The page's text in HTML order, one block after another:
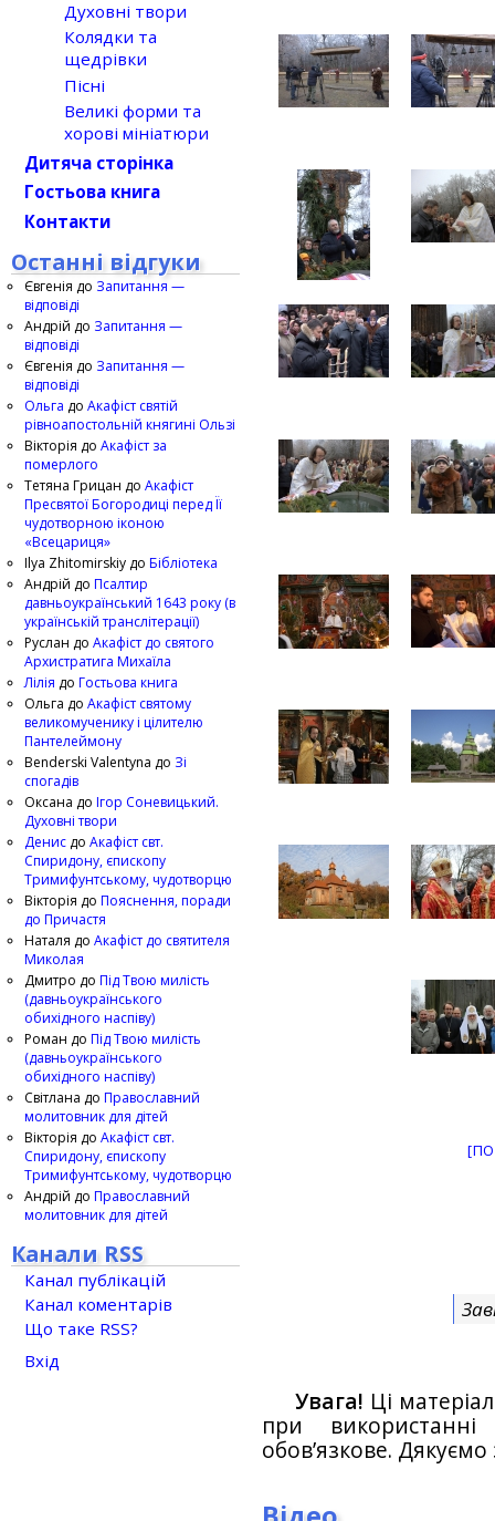
Увага! Ці
при
обов’язкове.
Духовні твори
Колядки та
щедрівки
Пісні
Великі форми та
хорові мініатюри
Дитяча сторінка
Гостьова книга
Контакти
Останні відгуки
Євгенія до Запитання —
відповіді
Андрій до Запитання —
відповіді
Євгенія до Запитання —
відповіді
Ольга до Акафіст святій
рівноапостольній княгині Ользі
Вікторія до Акафіст за
померлого
Тетяна Грицан до Акафіст
Пресвятої Богородиці перед Її
чудотворною іконою
«Всецариця»
Ilya Zhitomirskiy до Бібліотека
Андрій до Псалтир
давньоукраїнський 1643 року (в
українській транслітерації)
Руслан до Акафіст до святого
Архистратига Михаїла
Лілія до Гостьова книга
Ольга до Акафіст святому
великомученику і цілителю
Пантелеймону
Benderski Valentyna до Зі
спогадів
Оксана до Ігор Соневицький.
Духовні твори
Денис до Акафіст свт.
Спиридону, єпископу
Тримифунтському, чудотворцю
Вікторія до Пояснення, поради
до Причастя
Наталя до Акафіст до святителя
Миколая
Дмитро до Під Твою милість
(давньоукраїнського
обихідного наспіву)
Роман до Під Твою милість
(давньоукраїнського
обихідного наспіву)
Світлана до Православний
молитовник для дітей
Вікторія до Акафіст свт.
Спиридону, єпископу
Тримифунтському, чудотворцю
Андрій до Православний
молитовник для дітей
Канали RSS
Канал публікацій
Канал коментарів
Що таке RSS?
Вхід